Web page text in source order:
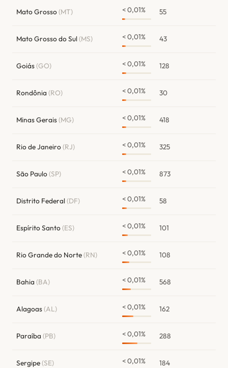
Mato Grosso(MT) < 0,01% 55
Mato Grosso do Sul(MS) < 0,01% 43
Goiás(GO) < 0,01% 128
Rondônia (RO) < 0,01% 30
Minas Gerais(MG) < 0,01% 418
Rio de Janeiro(RJ) < 0,01% 325
São Paulo(SP) < 0,01% 873
Distrito Federal(DF) < 0,01% 58
Espírito Santo(ES) < 0,01% 101
Rio Grande do Norte(RN) < 0,01% 108
Bahia (BA) < 0,01% 568
Alagoas(AL) < 0,01% 162
Paraíba (PB) < 0,01% 288
Sergipe(SE) < 0,01% 184